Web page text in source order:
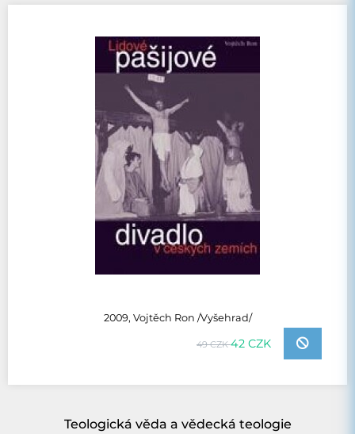
2009, Vojtěch Ron /Vyšehrad/
49 CZK42 CZK
Teologická věda a vědecká teologie